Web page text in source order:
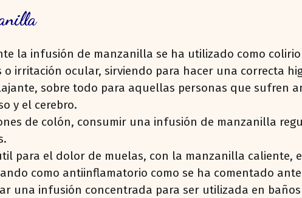
la infusión de manzanilla se ha utilizado como
o irritación ocular, sirviendo para hacer una correcta
sobre todo para aquellas personas que sufren
y el cerebro.
de colón, consumir una infusión de manzanilla
para el dolor de muelas, con la manzanilla
como antiinflamatorio como se ha comentado
una infusión concentrada para ser utilizada en